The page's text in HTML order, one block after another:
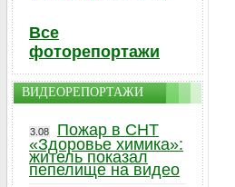
Все
фоторепортажи
ВИДЕОРЕПОРТАЖИ
3.08
Пожар в СНТ
«Здоровье химика»:
житель показал
пепелище на видео